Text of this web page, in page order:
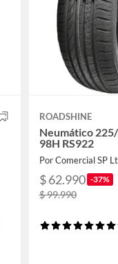
ROADSHINE
Neumático
98H RS922
Por Comercial SP
$ 62.990 -37%
$ 99.990